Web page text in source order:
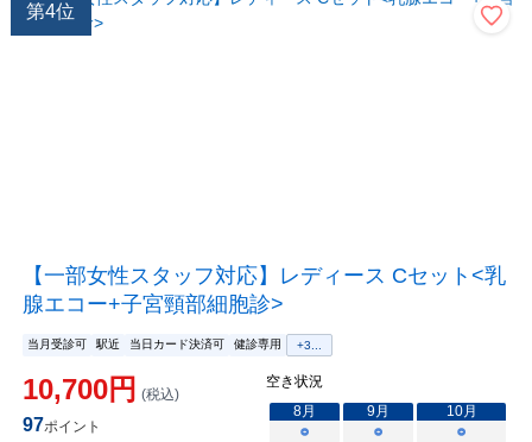
第4位
【一部女性スタッフ対応】レディース Cセット<乳
腺エコー+子宮頸部細胞診>
当月受診可 駅近 当日カード決済可 健診専用 +3...
10,700円 (税込)
97ポイント
空き状況
8月 9月 10月
○
○ ○